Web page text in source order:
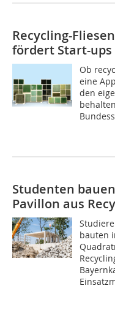
Recycling-
fördert Start-ups
Ob
eine
den
Studenten
Pavillon aus
bauten